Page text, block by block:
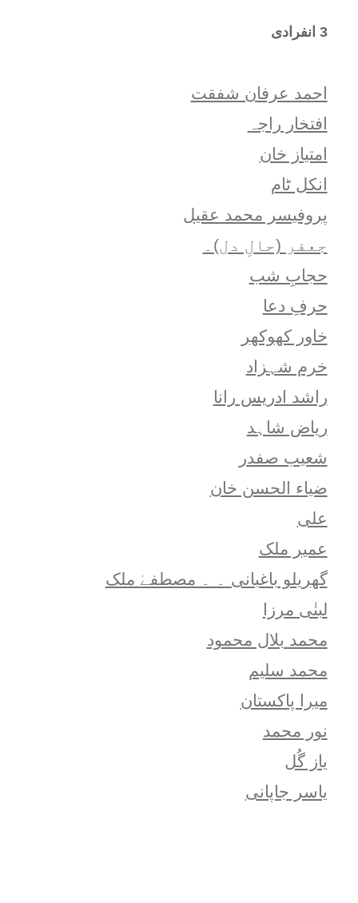
3 انفرادی
احمد عرفان شفقت
افتخار راجہ
امتياز خان
انکل ٹام
پروفیسر محمد عقیل
جعفر (حالِ دل)۔
حجابِ شب
حرفِ دعا
خاور کھوکھر
خرم شہزاد
راشد ادریس رانا
ریاض شاہد
شعيب صفدر
ضیاء الحسن خان
علی
عمیر ملک
گھریلو باغبانی ۔ ۔ مصطفےٰ ملک
لبنٰی مرزا
محمد بلال محمود
محمد سلیم
میرا پاکستان
نور محمد
یاز گُل
یاسر جاپانی